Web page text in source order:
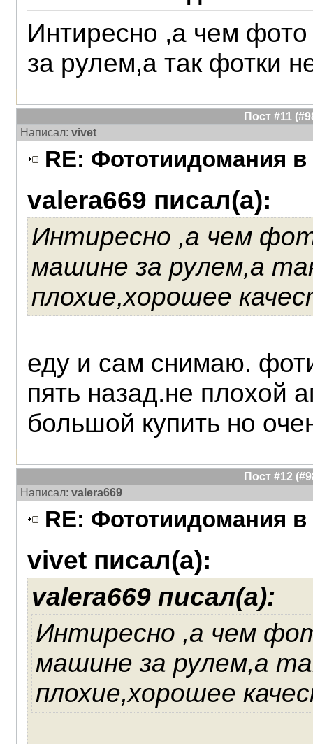
Интиресно ,а чем
за рулем,а так фотки
Пост #11
Написал: vivet
RE: Фототиидомания в
valera669 писал(а):
Интиресно ,а чем
машине за рулем,а
плохие,хорошее
еду и сам снимаю.
пять назад.не плохой
большой купить но
Пост #12
Написал: valera669
RE: Фототиидомания в
vivet писал(а):
valera669 писал(а):
Интиресно ,а чем
машине за рулем,а
плохие,хорошее